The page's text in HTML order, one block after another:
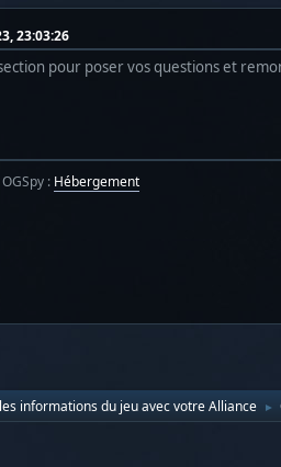
23:03:26
pour poser vos questions et
: Hébergement
informations du jeu avec votre Alliance ►